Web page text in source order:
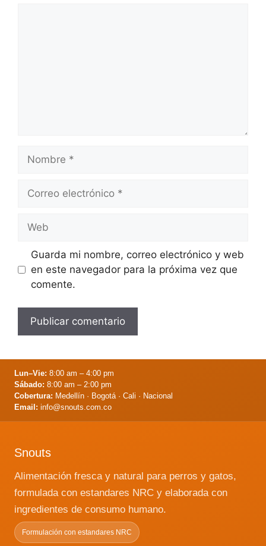
Nombre
Correo
Web
Guarda mi nombre, correo electrónico y web
en este navegador para la próxima vez que
comente.
Lun–Vie: 8:00 am – 4:00 pm
Sábado: 8:00 am – 2:00 pm
Cobertura: Medellín · Bogotá · Cali · Nacional
Email: info@snouts.com.co
Snouts
Alimentación fresca y natural para perros y gatos,
formulada con estandares NRC y elaborada con
ingredientes de consumo humano.
Formulación con estandares NRC